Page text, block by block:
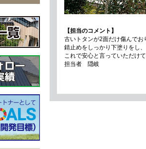
【担当のコメント】
古いトタンが2面だけ傷んで
錆止めをしっかり下塗りをし
これで安心と言っていただけ
担当者 隠岐